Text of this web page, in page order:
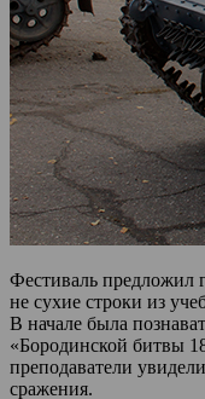
Фестиваль предложил
не сухие строки из
В начале была
«Бородинской битвы
преподаватели
сражения.